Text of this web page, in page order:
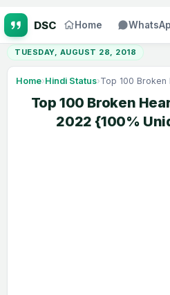
Home
TUESDAY, AUGUST 28, 2018
Home›Hindi Status›
Top 100 Broken
2022 {100%